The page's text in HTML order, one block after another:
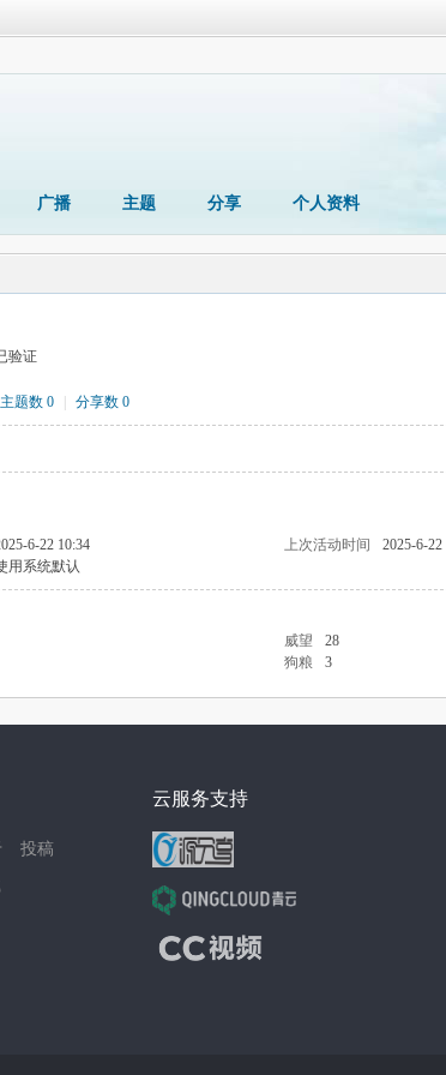
广播 主题 分享 个人资料
验证
主题数 0 分享数 0
6-22 10:34 上次活动时间
2025-6-22
用系统默认
威望
28
狗粮 3
投稿
云服务支持